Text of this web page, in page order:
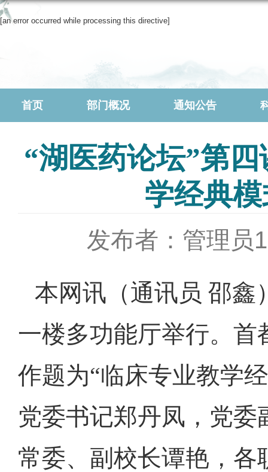
[an error occurred while processing this directive]
首页 部门概况 通知公告
“湖医药论坛”第
学经典
发布者：管理员1
本网讯（通讯员 邵鑫
一楼多功能厅举行。
作题为“临床专业教学
党委书记郑丹凤，党
常委、副校长谭艳，